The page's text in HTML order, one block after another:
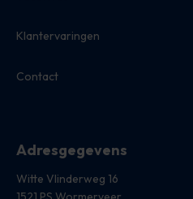
Klantervaringen
Contact
Adresgegevens
Witte Vlinderweg 16